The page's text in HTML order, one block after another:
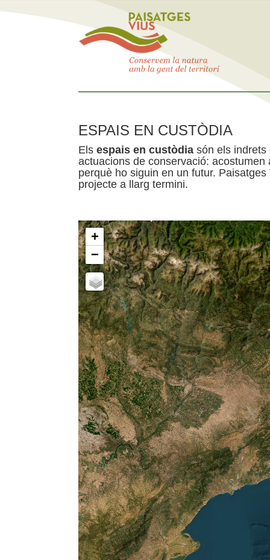
ESPAIS EN CUSTÒDIA
Els espais en custòdia són els indrets
actuacions de conservació:
perquè ho siguin en un futur.
projecte a llarg termini.
+
−